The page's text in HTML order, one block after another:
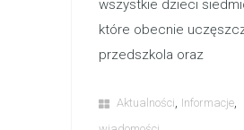
wszystkie dzieci
które obecnie
przedszkola oraz
Aktualności, Informacje,